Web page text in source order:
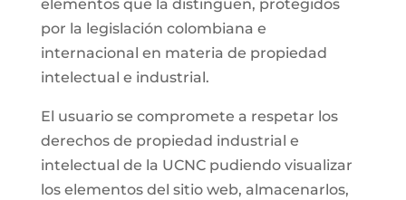
elementos que la distinguen, protegidos
por la legislación colombiana e
internacional en materia de propiedad
intelectual e industrial.
El usuario se compromete a respetar los
derechos de propiedad industrial e
intelectual de la UCNC pudiendo visualizar
los elementos del sitio web, almacenarlos,